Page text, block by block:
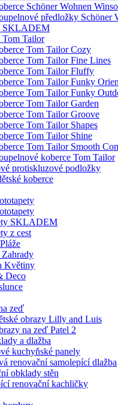
Schöner Wohnen
předložky Schöner
SKLADEM
Tom Tailor
Tom Tailor Cozy
Tom Tailor Fine Lines
Tom Tailor Fluffy
Tom Tailor Funky
Tom Tailor Funky
Tom Tailor Garden
Tom Tailor Groove
Tom Tailor Shapes
Tom Tailor Shine
Tom Tailor Smooth
koberce Tom Tailor
protiskluzové podložky
koberce
SKLADEM
z cest
Květiny
Deco
zeď
obrazy Lilly and Luis
na zeď Patel 2
a dlažba
kuchyňské panely
renovační samolepící dlažba
obklady stěn
renovační kachličky